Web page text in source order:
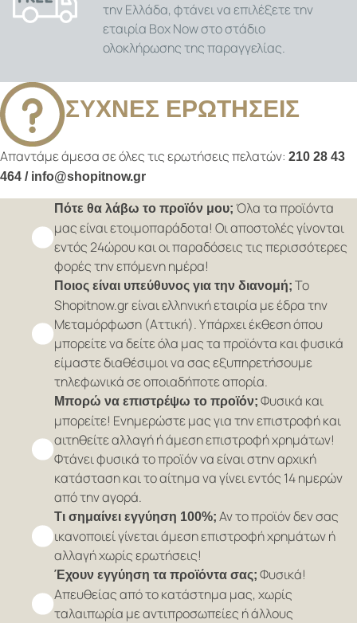
την Ελλάδα, φτάνει να επιλέξετε την
εταιρία Box Now στο στάδιο
ολοκλήρωσης της παραγγελίας.
ΣΥΧΝΕΣ ΕΡΩΤΗΣΕΙΣ
Απαντάμε άμεσα σε όλες τις ερωτήσεις πελατών: 210 28 43
464 / info@shopitnow.gr
Πότε θα λάβω το προϊόν μου; Όλα τα προϊόντα
μας είναι ετοιμοπαράδοτα! Οι αποστολές γίνονται
εντός 24ώρου και οι παραδόσεις τις περισσότερες
φορές την επόμενη ημέρα!
Ποιος είναι υπεύθυνος για την διανομή; Το
Shopitnow.gr είναι ελληνική εταιρία με έδρα την
Μεταμόρφωση (Αττική). Υπάρχει έκθεση όπου
μπορείτε να δείτε όλα μας τα προϊόντα και φυσικά
είμαστε διαθέσιμοι να σας εξυπηρετήσουμε
τηλεφωνικά σε οποιαδήποτε απορία.
Μπορώ να επιστρέψω το προϊόν; Φυσικά και
μπορείτε! Ενημερώστε μας για την επιστροφή και
αιτηθείτε αλλαγή ή άμεση επιστροφή χρημάτων!
Φτάνει φυσικά το προϊόν να είναι στην αρχική
κατάσταση και το αίτημα να γίνει εντός 14 ημερών
από την αγορά.
Τι σημαίνει εγγύηση 100%; Αν το προϊόν δεν σας
ικανοποιεί γίνεται άμεση επιστροφή χρημάτων ή
αλλαγή χωρίς ερωτήσεις!
Έχουν εγγύηση τα προϊόντα σας; Φυσικά!
Απευθείας από το κατάστημα μας, χωρίς
ταλαιπωρία με αντιπροσωπείες ή άλλους